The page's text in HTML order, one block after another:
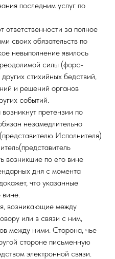
последним услуг по
за полное
своих обязательств по
невыполнение явилось
силы (форс-
стихийных бедствий,
и решений органов
событий.
претензии по
незамедлительно
Исполнителя)
возникшие по его вине
дня с момента
что указанные
вине.
возникающие между
или в связи с ним,
между ними. Сторона, чье
стороне письменную
электронной связи.